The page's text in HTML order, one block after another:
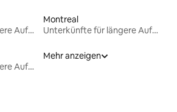
Unterkünfte für längere Aufenthalte
Montreal
Unterkünfte für längere Aufenthalte
Unterkünfte für längere Aufenthalte
Mehr anzeigen